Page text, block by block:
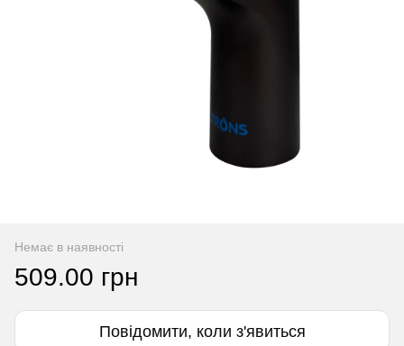
Немає в наявності
509.00 грн
Повідомити, коли з'явиться